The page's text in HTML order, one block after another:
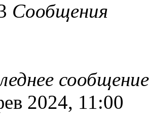
Сообщения
сообщение
2024, 11:00